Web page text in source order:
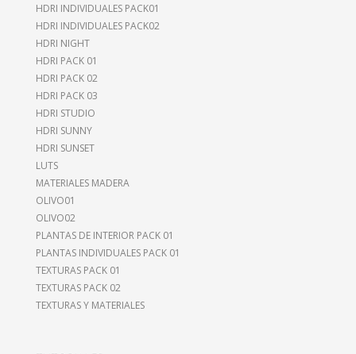
HDRI INDIVIDUALES PACK01
HDRI INDIVIDUALES PACK02
HDRI NIGHT
HDRI PACK 01
HDRI PACK 02
HDRI PACK 03
HDRI STUDIO
HDRI SUNNY
HDRI SUNSET
LUTS
MATERIALES MADERA
OLIVO01
OLIVO02
PLANTAS DE INTERIOR PACK 01
PLANTAS INDIVIDUALES PACK 01
TEXTURAS PACK 01
TEXTURAS PACK 02
TEXTURAS Y MATERIALES